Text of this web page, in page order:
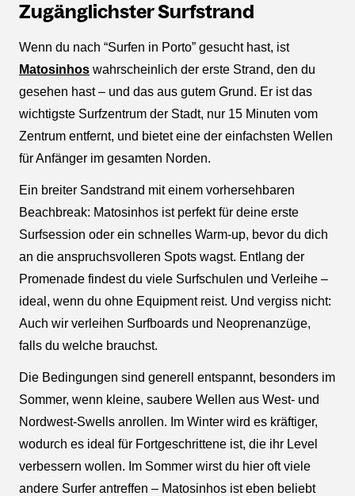
Zugänglichster Surfstrand
Wenn du nach “Surfen in Porto” gesucht hast, ist
Matosinhos wahrscheinlich der erste Strand, den du
gesehen hast – und das aus gutem Grund. Er ist das
wichtigste Surfzentrum der Stadt, nur 15 Minuten vom
Zentrum entfernt, und bietet eine der einfachsten Wellen
für Anfänger im gesamten Norden.
Ein breiter Sandstrand mit einem vorhersehbaren
Beachbreak: Matosinhos ist perfekt für deine erste
Surfsession oder ein schnelles Warm-up, bevor du dich
an die anspruchsvolleren Spots wagst. Entlang der
Promenade findest du viele Surfschulen und Verleihe –
ideal, wenn du ohne Equipment reist. Und vergiss nicht:
Auch wir verleihen Surfboards und Neoprenanzüge,
falls du welche brauchst.
Die Bedingungen sind generell entspannt, besonders im
Sommer, wenn kleine, saubere Wellen aus West- und
Nordwest-Swells anrollen. Im Winter wird es kräftiger,
wodurch es ideal für Fortgeschrittene ist, die ihr Level
verbessern wollen. Im Sommer wirst du hier oft viele
andere Surfer antreffen – Matosinhos ist eben beliebt